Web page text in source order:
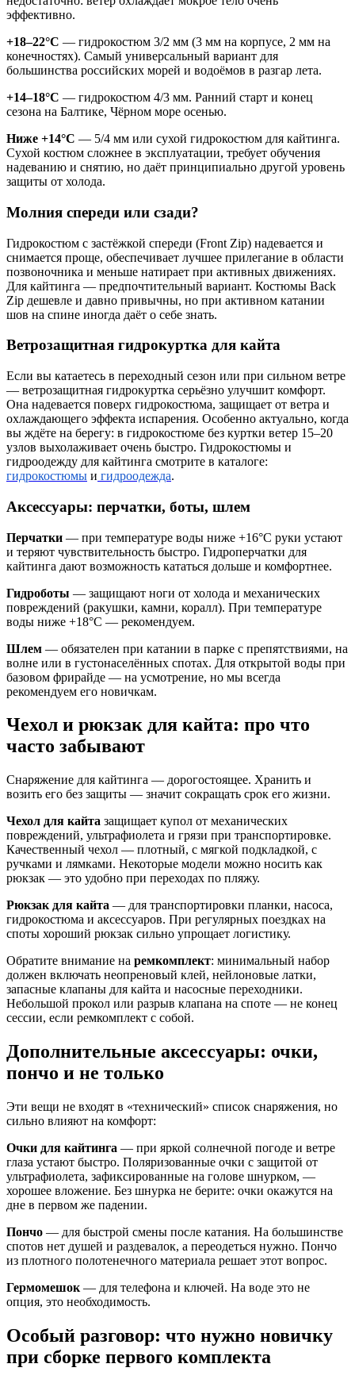
эффективно.
+18–22°C — гидрокостюм 3/2 мм (3 мм на корпусе, 2 мм на
конечностях). Самый универсальный вариант для
большинства российских морей и водоёмов в разгар лета.
+14–18°C — гидрокостюм 4/3 мм. Ранний старт и конец
сезона на Балтике, Чёрном море осенью.
Ниже +14°C — 5/4 мм или сухой гидрокостюм для кайтинга.
Сухой костюм сложнее в эксплуатации, требует обучения
надеванию и снятию, но даёт принципиально другой уровень
защиты от холода.
Молния спереди или сзади?
Гидрокостюм с застёжкой спереди (Front Zip) надевается и
снимается проще, обеспечивает лучшее прилегание в области
позвоночника и меньше натирает при активных движениях.
Для кайтинга — предпочтительный вариант. Костюмы Back
Zip дешевле и давно привычны, но при активном катании
шов на спине иногда даёт о себе знать.
Ветрозащитная гидрокуртка для кайта
Если вы катаетесь в переходный сезон или при сильном ветре
— ветрозащитная гидрокуртка серьёзно улучшит комфорт.
Она надевается поверх гидрокостюма, защищает от ветра и
охлаждающего эффекта испарения. Особенно актуально, когда
вы ждёте на берегу: в гидрокостюме без куртки ветер 15–20
узлов выхолаживает очень быстро. Гидрокостюмы и
гидроодежду для кайтинга смотрите в каталоге:
гидрокостюмы и гидроодежда.
Аксессуары: перчатки, боты, шлем
Перчатки — при температуре воды ниже +16°C руки устают
и теряют чувствительность быстро. Гидроперчатки для
кайтинга дают возможность кататься дольше и комфортнее.
Гидроботы — защищают ноги от холода и механических
повреждений (ракушки, камни, коралл). При температуре
воды ниже +18°C — рекомендуем.
Шлем — обязателен при катании в парке с препятствиями, на
волне или в густонаселённых спотах. Для открытой воды при
базовом фрирайде — на усмотрение, но мы всегда
рекомендуем его новичкам.
Чехол и рюкзак для кайта: про что
часто забывают
Снаряжение для кайтинга — дорогостоящее. Хранить и
возить его без защиты — значит сокращать срок его жизни.
Чехол для кайта защищает купол от механических
повреждений, ультрафиолета и грязи при транспортировке.
Качественный чехол — плотный, с мягкой подкладкой, с
ручками и лямками. Некоторые модели можно носить как
рюкзак — это удобно при переходах по пляжу.
Рюкзак для кайта — для транспортировки планки, насоса,
гидрокостюма и аксессуаров. При регулярных поездках на
споты хороший рюкзак сильно упрощает логистику.
Обратите внимание на ремкомплект: минимальный набор
должен включать неопреновый клей, нейлоновые латки,
запасные клапаны для кайта и насосные переходники.
Небольшой прокол или разрыв клапана на споте — не конец
сессии, если ремкомплект с собой.
Дополнительные аксессуары: очки,
пончо и не только
Эти вещи не входят в «технический» список снаряжения, но
сильно влияют на комфорт:
Очки для кайтинга — при яркой солнечной погоде и ветре
глаза устают быстро. Поляризованные очки с защитой от
ультрафиолета, зафиксированные на голове шнурком, —
хорошее вложение. Без шнурка не берите: очки окажутся на
дне в первом же падении.
Пончо — для быстрой смены после катания. На большинстве
спотов нет душей и раздевалок, а переодеться нужно. Пончо
из плотного полотенечного материала решает этот вопрос.
Гермомешок — для телефона и ключей. На воде это не
опция, это необходимость.
Особый разговор: что нужно новичку
при сборке первого комплекта